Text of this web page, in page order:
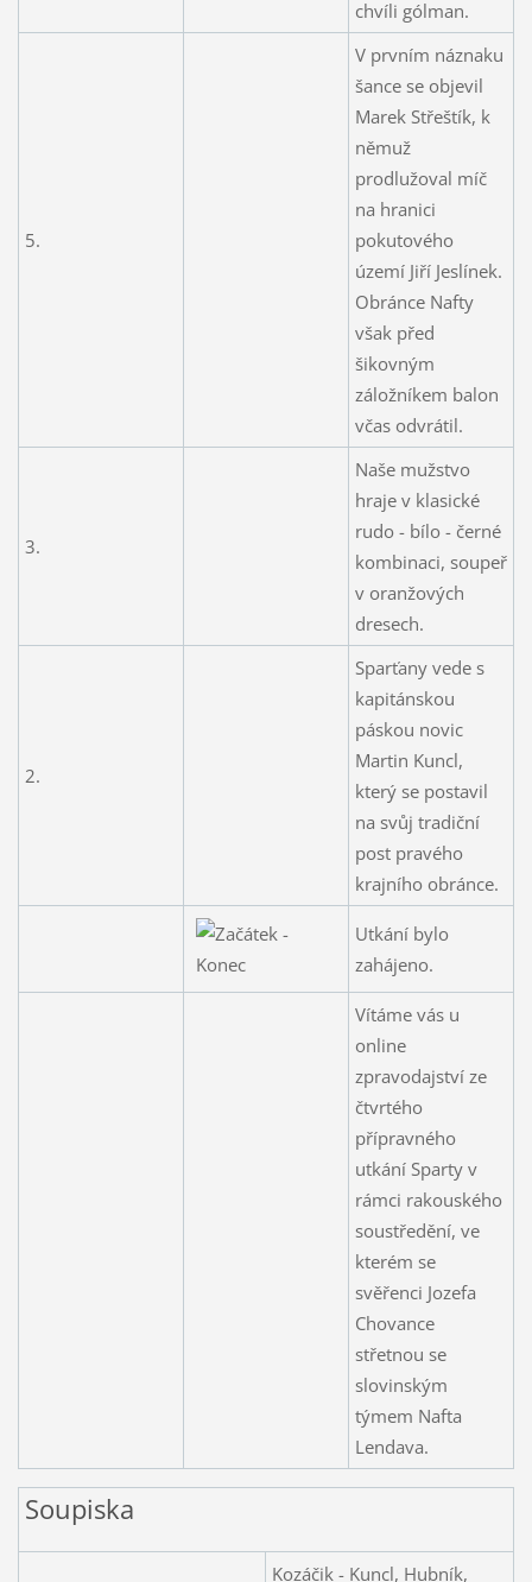
chvíli gólman.
5.
V prvním náznaku
šance se objevil
Marek Střeštík, k
němuž
prodlužoval míč
na hranici
pokutového
území Jiří Jeslínek.
Obránce Nafty
však před
šikovným
záložníkem balon
včas odvrátil.
3.
Naše mužstvo
hraje v klasické
rudo - bílo - černé
kombinaci, soupeř
v oranžových
dresech.
2.
Sparťany vede s
kapitánskou
páskou novic
Martin Kuncl,
který se postavil
na svůj tradiční
post pravého
krajního obránce.
Utkání bylo
zahájeno.
Vítáme vás u
online
zpravodajství ze
čtvrtého
přípravného
utkání Sparty v
rámci rakouského
soustředění, ve
kterém se
svěřenci Jozefa
Chovance
střetnou se
slovinským
týmem Nafta
Lendava.
Soupiska
Kozáčik - Kuncl, Hubník,